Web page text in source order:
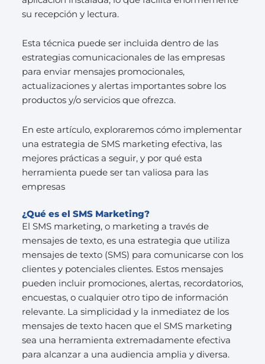
su recepción y lectura.
Esta técnica puede ser incluida dentro de las
estrategias comunicacionales de las empresas
para enviar mensajes promocionales,
actualizaciones y alertas importantes sobre los
productos y/o servicios que ofrezca.
En este artículo, exploraremos cómo implementar
una estrategia de SMS marketing efectiva, las
mejores prácticas a seguir, y por qué esta
herramienta puede ser tan valiosa para las
empresas
¿Qué es el SMS Marketing?
El SMS marketing, o marketing a través de
mensajes de texto, es una estrategia que utiliza
mensajes de texto (SMS) para comunicarse con los
clientes y potenciales clientes. Estos mensajes
pueden incluir promociones, alertas, recordatorios,
encuestas, o cualquier otro tipo de información
relevante. La simplicidad y la inmediatez de los
mensajes de texto hacen que el SMS marketing
sea una herramienta extremadamente efectiva
para alcanzar a una audiencia amplia y diversa.